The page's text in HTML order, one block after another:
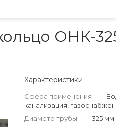
направляющие кольца и
ОНК-
Характеристики
Сфера применения —
канализация,
Диаметр трубы — 325 мм